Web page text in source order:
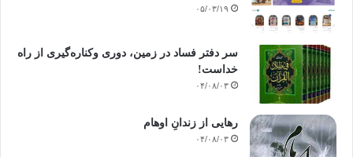
۰۵/۰۳/۱۹
سر دفتر فساد در زمین‌، دوری وکناره‌گیری از راه
خداست‌!
۰۴/۰۸/۰۳
رهایی از زندانِ اوهام
۰۴/۰۸/۰۳